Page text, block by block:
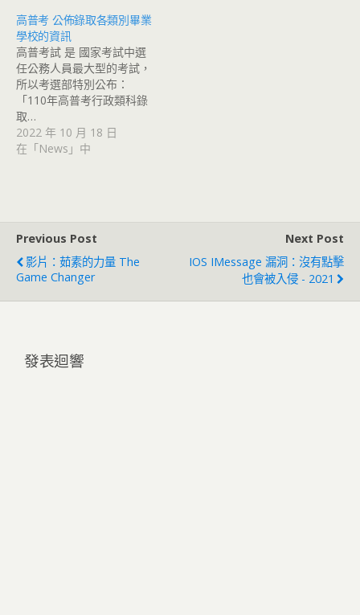
高普考 公佈錄取各類別畢業
學校的資訊
高普考試 是 國家考試中選
任公務人員最大型的考試，
所以考選部特別公布：
「110年高普考行政類科錄
取…
2022 年 10 月 18 日
在「News」中
Previous Post
影片：茹素的力量 The
Game Changer
Next Post
IOS IMessage 漏洞：沒有點擊
也會被入侵 - 2021
發表迴響